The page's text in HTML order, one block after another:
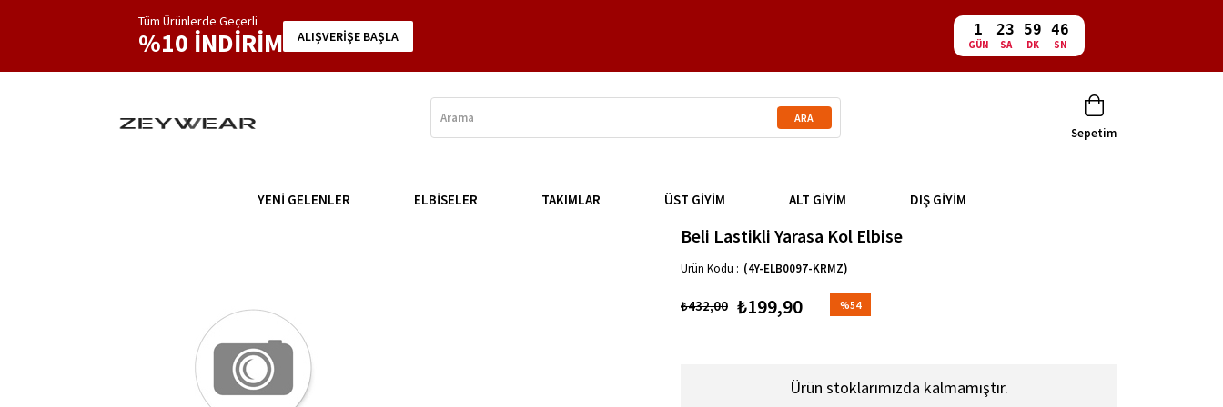
Tüm Ürünlerde Geçerli
%10 İNDİRİM ALIŞVERİŞE BAŞLA 1
GÜN
23
SA
59
DK
46
SN
Sepetim
YENİ GELENLER ELBİSELER TAKIMLAR ÜST GİYİM ALT GİYİM DIŞ GİYİM
Beli Lastikli Yarasa Kol Elbise
(4Y-ELB0097-KRMZ)
₺432,00 ₺199,90 %54
Ürün stoklarımızda kalmamıştır.